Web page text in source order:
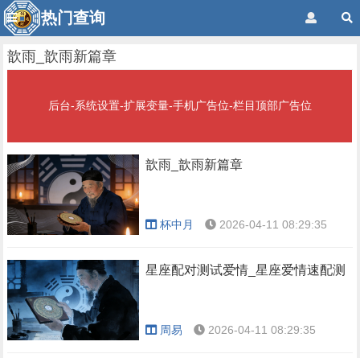
热门查询
歆雨_歆雨新篇章
后台-系统设置-扩展变量-手机广告位-栏目顶部广告位
歆雨_歆雨新篇章
杯中月 2026-04-11 08:29:35
星座配对测试爱情_星座爱情速配测
周易 2026-04-11 08:29:35